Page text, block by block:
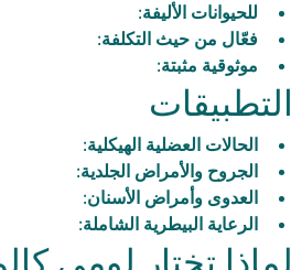
للحيوانات الأليفة:
فعّال من حيث التكلفة:
موثوقية مثبتة:
التطبيقات
الحالات العضلية الهيكلية:
الجروح والأمراض الجلدية:
العدوى وأمراض الأسنان:
الرعاية البيطرية الشاملة: